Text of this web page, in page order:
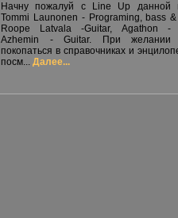
Начну пожалуй с Line Up данной
Tommi Launonen - Programing, bass
Roope Latvala -Guitar, Agathon -
Azhemin - Guitar. При желании
покопаться в справочниках и
посм... Далее...